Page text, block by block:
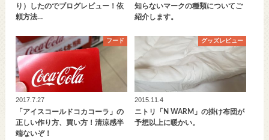
り）したのでブログレビュー！依
頼方法…
知らないマークの種類についてご
紹介します。
フード
2017.7.27
「アイスコールドコカコーラ」の
正しい作り方、買い方！清涼感半
端ないぞ！
グッズレビュー
2015.11.4
ニトリ「N WARM」の掛け布団が
予想以上に暖かい。